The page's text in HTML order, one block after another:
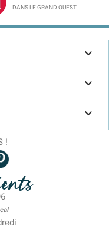
DANS LE GRAND OUEST



!